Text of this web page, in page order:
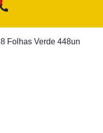
Folhas Verde 448un